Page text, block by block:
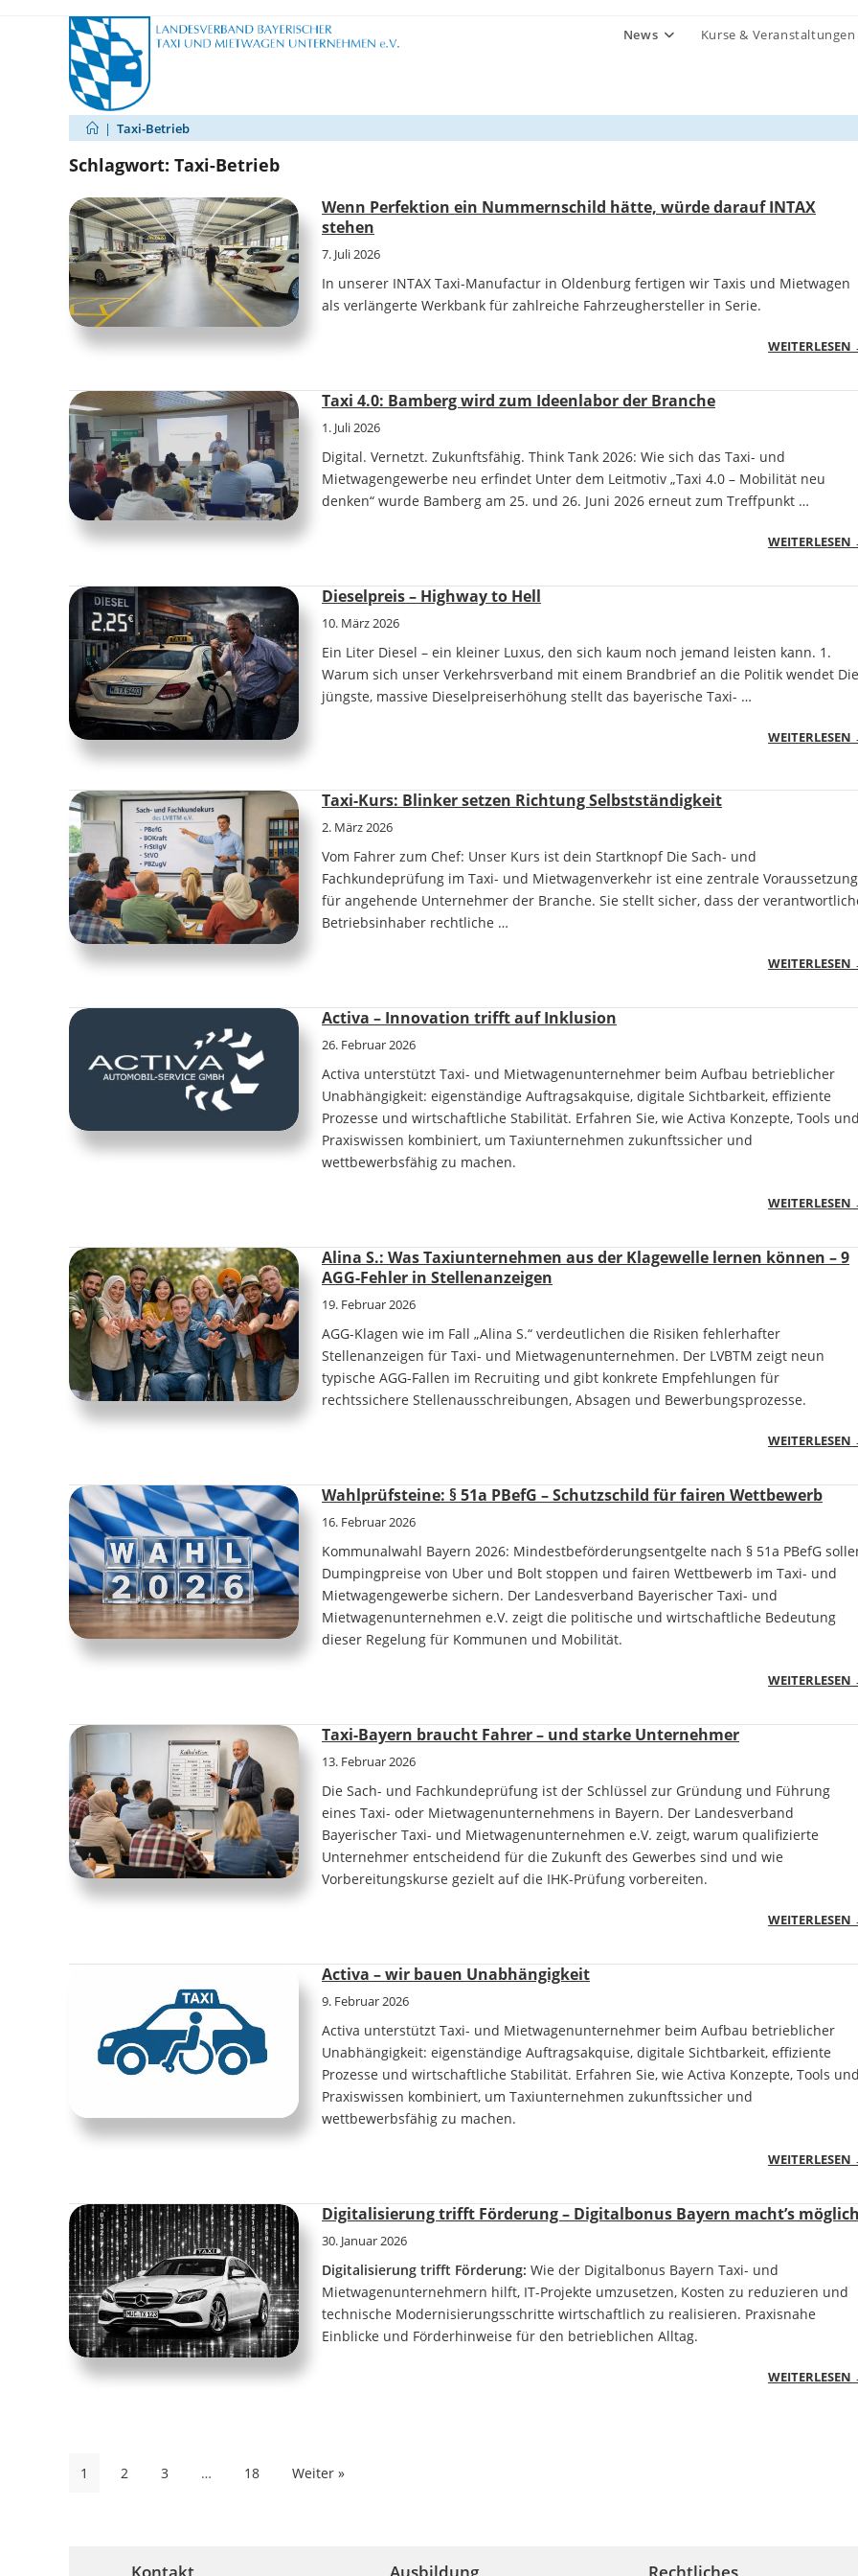
News Kurse & Veranstaltungen
| Taxi-Betrieb
Schlagwort: Taxi-Betrieb
Wenn Perfektion ein Nummernschild hätte, würde darauf INTAX
stehen
7. Juli 2026
In unserer INTAX Taxi-Manufactur in Oldenburg fertigen wir Taxis und Mietwagen
als verlängerte Werkbank für zahlreiche Fahrzeughersteller in Serie.
WEITERLESEN
Taxi 4.0: Bamberg wird zum Ideenlabor der Branche
1. Juli 2026
Digital. Vernetzt. Zukunftsfähig. Think Tank 2026: Wie sich das Taxi- und
Mietwagengewerbe neu erfindet Unter dem Leitmotiv „Taxi 4.0 – Mobilität neu
denken“ wurde Bamberg am 25. und 26. Juni 2026 erneut zum Treffpunkt …
WEITERLESEN
Dieselpreis – Highway to Hell
10. März 2026
Ein Liter Diesel – ein kleiner Luxus, den sich kaum noch jemand leisten kann. 1.
Warum sich unser Verkehrsverband mit einem Brandbrief an die Politik wendet Die
jüngste, massive Dieselpreiserhöhung stellt das bayerische Taxi- …
WEITERLESEN
Taxi-Kurs: Blinker setzen Richtung Selbstständigkeit
2. März 2026
Vom Fahrer zum Chef: Unser Kurs ist dein Startknopf Die Sach- und
Fachkundeprüfung im Taxi- und Mietwagenverkehr ist eine zentrale Voraussetzung
für angehende Unternehmer der Branche. Sie stellt sicher, dass der
Betriebsinhaber rechtliche …
WEITERLESEN
Activa – Innovation trifft auf Inklusion
26. Februar 2026
Activa unterstützt Taxi- und Mietwagenunternehmer beim Aufbau betrieblicher
Unabhängigkeit: eigenständige Auftragsakquise, digitale Sichtbarkeit, effiziente
Prozesse und wirtschaftliche Stabilität. Erfahren Sie, wie Activa Konzepte, Tools und
Praxiswissen kombiniert, um Taxiunternehmen zukunftssicher und
wettbewerbsfähig zu machen.
WEITERLESEN
Alina S.: Was Taxiunternehmen aus der Klagewelle lernen können – 9
AGG-Fehler in Stellenanzeigen
19. Februar 2026
AGG-Klagen wie im Fall „Alina S.“ verdeutlichen die Risiken fehlerhafter
Stellenanzeigen für Taxi- und Mietwagenunternehmen. Der LVBTM zeigt neun
typische AGG-Fallen im Recruiting und gibt konkrete Empfehlungen für
rechtssichere Stellenausschreibungen, Absagen und Bewerbungsprozesse.
WEITERLESEN
Wahlprüfsteine: § 51a PBefG – Schutzschild für fairen Wettbewerb
16. Februar 2026
Kommunalwahl Bayern 2026: Mindestbeförderungsentgelte nach § 51a PBefG
Dumpingpreise von Uber und Bolt stoppen und fairen Wettbewerb im Taxi- und
Mietwagengewerbe sichern. Der Landesverband Bayerischer Taxi- und
Mietwagenunternehmen e.V. zeigt die politische und wirtschaftliche Bedeutung
dieser Regelung für Kommunen und Mobilität.
WEITERLESEN
Taxi-Bayern braucht Fahrer – und starke Unternehmer
13. Februar 2026
Die Sach- und Fachkundeprüfung ist der Schlüssel zur Gründung und Führung
eines Taxi- oder Mietwagenunternehmens in Bayern. Der Landesverband
Bayerischer Taxi- und Mietwagenunternehmen e.V. zeigt, warum qualifizierte
Unternehmer entscheidend für die Zukunft des Gewerbes sind und wie
Vorbereitungskurse gezielt auf die IHK-Prüfung vorbereiten.
WEITERLESEN
Activa – wir bauen Unabhängigkeit
9. Februar 2026
Activa unterstützt Taxi- und Mietwagenunternehmer beim Aufbau betrieblicher
Unabhängigkeit: eigenständige Auftragsakquise, digitale Sichtbarkeit, effiziente
Prozesse und wirtschaftliche Stabilität. Erfahren Sie, wie Activa Konzepte, Tools und
Praxiswissen kombiniert, um Taxiunternehmen zukunftssicher und
wettbewerbsfähig zu machen.
WEITERLESEN
Digitalisierung trifft Förderung – Digitalbonus Bayern macht’s möglich
30. Januar 2026
Digitalisierung trifft Förderung: Wie der Digitalbonus Bayern Taxi- und
Mietwagenunternehmern hilft, IT-Projekte umzusetzen, Kosten zu reduzieren und
technische Modernisierungsschritte wirtschaftlich zu realisieren. Praxisnahe
Einblicke und Förderhinweise für den betrieblichen Alltag.
WEITERLESEN
der1 2 3 … 18 Weiter »